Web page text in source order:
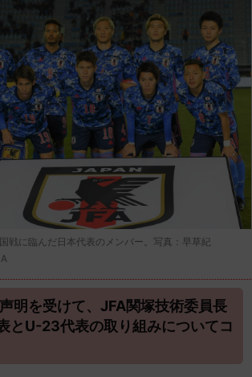
戦に臨んだ日本代表のメンバー。写真：早草紀
明を受けて、JFA関塚技術委員長
とU-23代表の取り組みについてコ